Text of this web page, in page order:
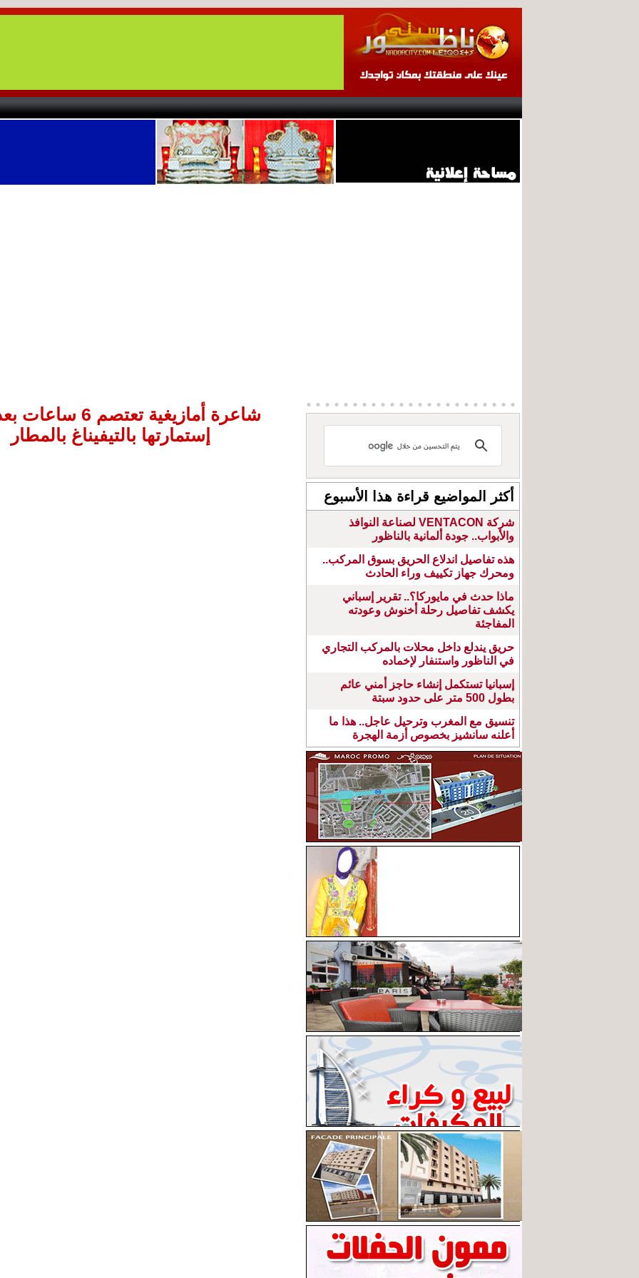
شاعرة أمازيغية
إستمارتها بالتيفيناغ بالمطار
أكثر المواضيع قراءة هذا الأسبوع
شركة VENTACON لصناعة النوافذ
والأبواب.. جودة ألمانية بالناظور
هذه تفاصيل اندلاع الحريق بسوق المركب..
ومحرك جهاز تكييف وراء الحادث
ماذا حدث في مايوركا؟.. تقرير إسباني
يكشف تفاصيل رحلة أخنوش وعودته
المفاجئة
حريق يندلع داخل محلات بالمركب التجاري
في الناظور واستنفار لإخماده
إسبانيا تستكمل إنشاء حاجز أمني عائم
بطول 500 متر على حدود سبتة
تنسيق مع المغرب وترحيل عاجل.. هذا ما
أعلنه سانشيز بخصوص أزمة الهجرة